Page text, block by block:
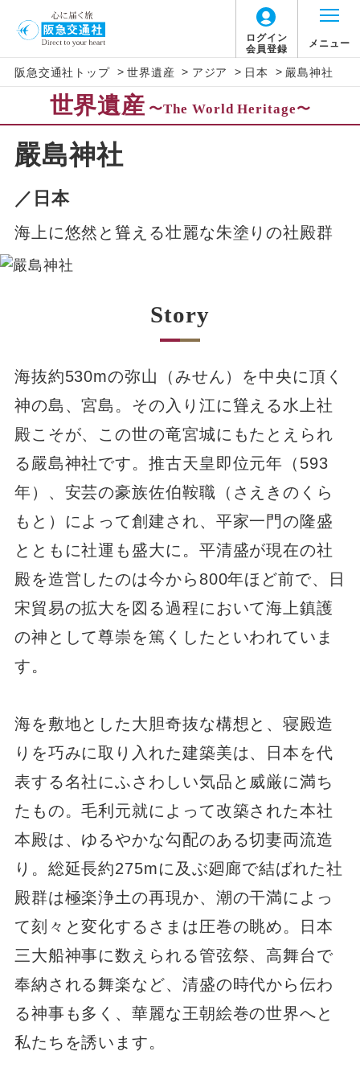
ログイン
会員登録
メニュー
阪急交通社トップ > 世界遺産 > アジア > 日本 > 嚴島神社
世界遺産 〜The World Heritage〜
嚴島神社
／日本
海上に悠然と聳える壮麗な朱塗りの社殿群
Story
海抜約530mの弥山（みせん）を中央に頂く
神の島、宮島。その入り江に聳える水上社
殿こそが、この世の竜宮城にもたとえられ
る嚴島神社です。推古天皇即位元年（593
年）、安芸の豪族佐伯鞍職（さえきのくら
もと）によって創建され、平家一門の隆盛
とともに社運も盛大に。平清盛が現在の社
殿を造営したのは今から800年ほど前で、日
宋貿易の拡大を図る過程において海上鎮護
の神として尊崇を篤くしたといわれていま
す。
海を敷地とした大胆奇抜な構想と、寝殿造
りを巧みに取り入れた建築美は、日本を代
表する名社にふさわしい気品と威厳に満ち
たもの。毛利元就によって改築された本社
本殿は、ゆるやかな勾配のある切妻両流造
り。総延長約275mに及ぶ廻廊で結ばれた社
殿群は極楽浄土の再現か、潮の干満によっ
て刻々と変化するさまは圧巻の眺め。日本
三大船神事に数えられる管弦祭、高舞台で
奉納される舞楽など、清盛の時代から伝わ
る神事も多く、華麗な王朝絵巻の世界へと
私たちを誘います。